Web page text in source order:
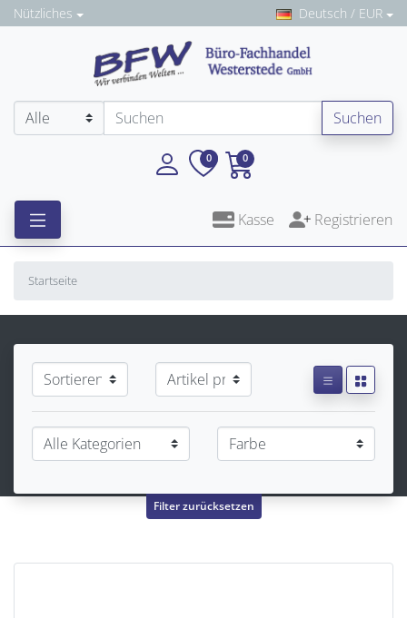
Nützliches Deutsch / EUR
Suchen
0 0
Kasse Registrieren
Startseite
Filter zurücksetzen